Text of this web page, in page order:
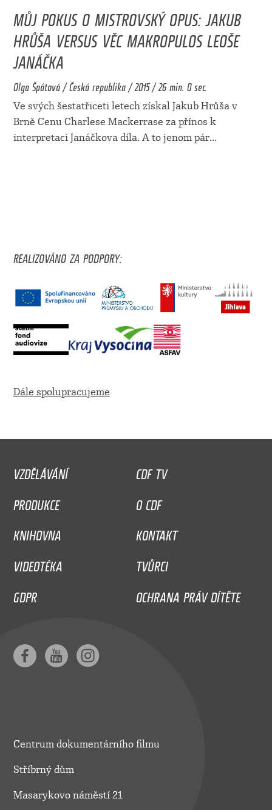
MŮJ POKUS O MISTROVSKÝ OPUS: JAKUB
HRŮŠA VERSUS VĚC MAKROPULOS LEOŠE
JANÁČKA
Olga Špátová / Česká republika / 2015 / 26 min. 0 sec.
Ve svých šestatřiceti letech získal Jakub Hrůša v
Brně Cenu Charlese Mackerrase za přínos k
interpretaci Janáčkova díla. A to jenom pár...
REALIZOVÁNO ZA PODPORY:
Dále spolupracujeme
VZDĚLÁVÁNÍ
CDF TV
PRODUKCE
O CDF
KNIHOVNA
KONTAKT
VIDEOTÉKA
TVŮRCI
GDPR
OCHRANA PRÁV DÍTĚTE
Centrum dokumentárního filmu
Stříbrný dům
Masarykovo náměstí 21